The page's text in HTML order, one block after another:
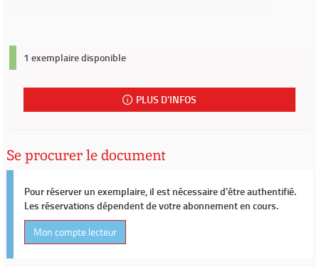
1 exemplaire disponible
PLUS D'INFOS
Se procurer le document
Pour réserver un exemplaire, il est nécessaire d'être authentifié.
Les réservations dépendent de votre abonnement en cours.
Mon compte lecteur